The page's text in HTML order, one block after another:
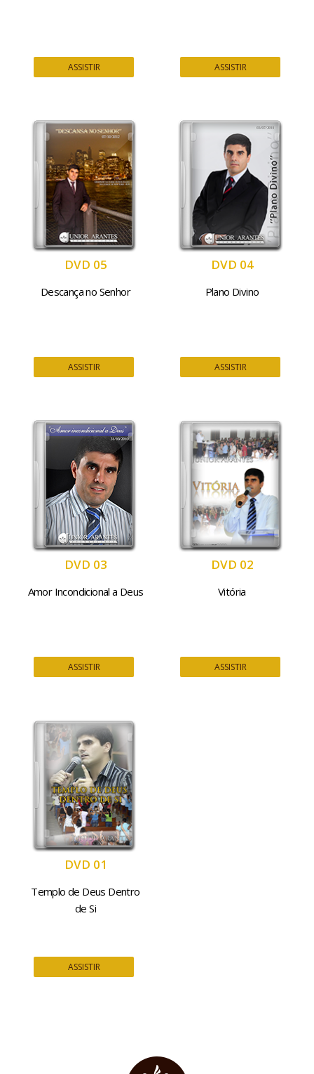
ASSISTIR ASSISTIR
DVD 05
Descança no Senhor
ASSISTIR
DVD 04
Plano Divino
ASSISTIR
DVD 03
Amor Incondicional a Deus
ASSISTIR
DVD 02
Vitória
ASSISTIR
DVD 01
Templo de Deus Dentro
de Si
ASSISTIR